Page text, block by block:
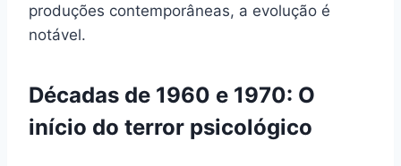
produções contemporâneas, a evolução é
notável.
Décadas de 1960 e 1970: O
início do terror psicológico